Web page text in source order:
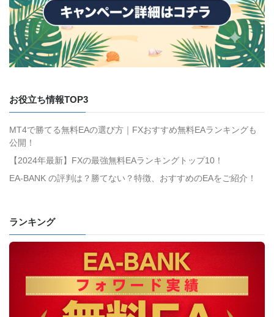
お役立ち情報TOP3
MT4で勝てる無料EAの選び方｜FXおすすめ無料EAランキングも
公開！
【2024年最新】FXの最強無料EAランキングトップ10！
EA-BANK の評判は？勝てない？特徴、おすすめのEAをご紹介！
ランキング